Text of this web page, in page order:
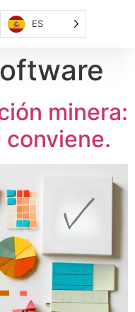
ES
minera:
conviene.